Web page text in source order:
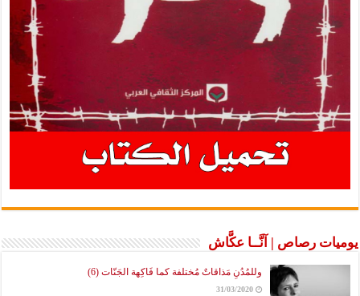
يوميات رصاص | آنَّــا عكَّاش
وللمُدُنِ مَذاقاتٌ مُختلفة كما فَاكِهة الجَنّات (6)
31/03/2020